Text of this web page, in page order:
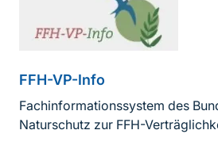
FFH-VP-Info
Fachinformationssystem des
Naturschutz zur FFH-